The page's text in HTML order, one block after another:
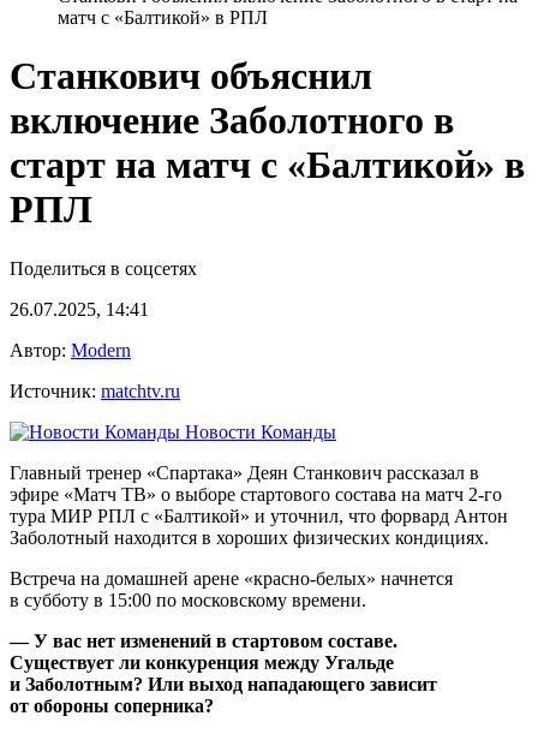
матч с «Балтикой» в РПЛ
Станкович объяснил
включение Заболотного в
старт на матч с «Балтикой» в
РПЛ
Поделиться в соцсетях
26.07.2025, 14:41
Автор: Modern
Источник: matchtv.ru
Новости Команды
Главный тренер «Спартака» Деян Станкович рассказал в
эфире «Матч ТВ» о выборе стартового состава на матч 2‑го
тура МИР РПЛ с «Балтикой» и уточнил, что форвард Антон
Заболотный находится в хороших физических кондициях.
Встреча на домашней арене «красно‑белых» начнется
в субботу в 15:00 по московскому времени.
— У вас нет изменений в стартовом составе.
Существует ли конкуренция между Угальде
и Заболотным? Или выход нападающего зависит
от обороны соперника?